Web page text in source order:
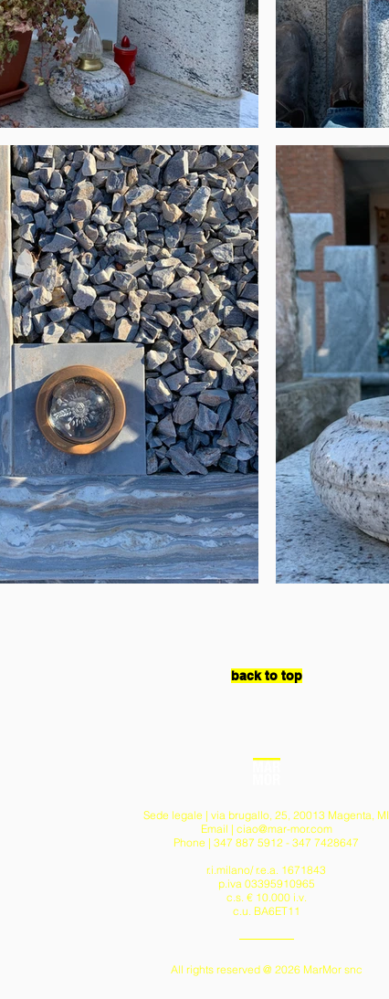
back to top
Sede legale | via brugallo, 25, 20013 Magenta, MI
Email | ciao@mar-mor.com
Phone | 347 887 5912 - 347 7428647
r.i.milano/ r.e.a. 1671843
p.iva 03395910965
c.s. € 10.000 i.v.
c.u. BA6ET11
All rights reserved @ 2026 MarMor snc